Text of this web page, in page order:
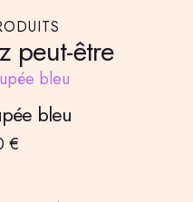
peut-être
bleu
€